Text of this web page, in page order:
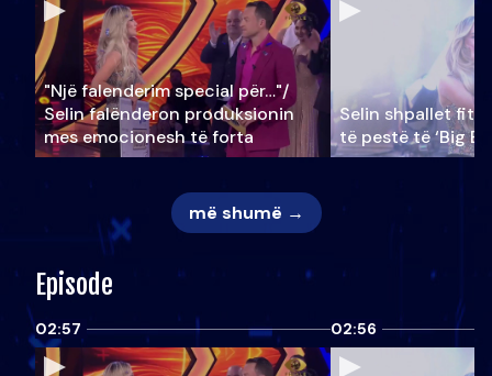
"Një falenderim special për…"/
Selin falënderon produksionin
mes emocionesh të forta
Selin shpallet
të pestë të ‘Big
më shumë →
Episode
02:57 02:56